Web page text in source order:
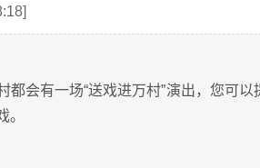
会有一场“送戏进万村”演出，您可